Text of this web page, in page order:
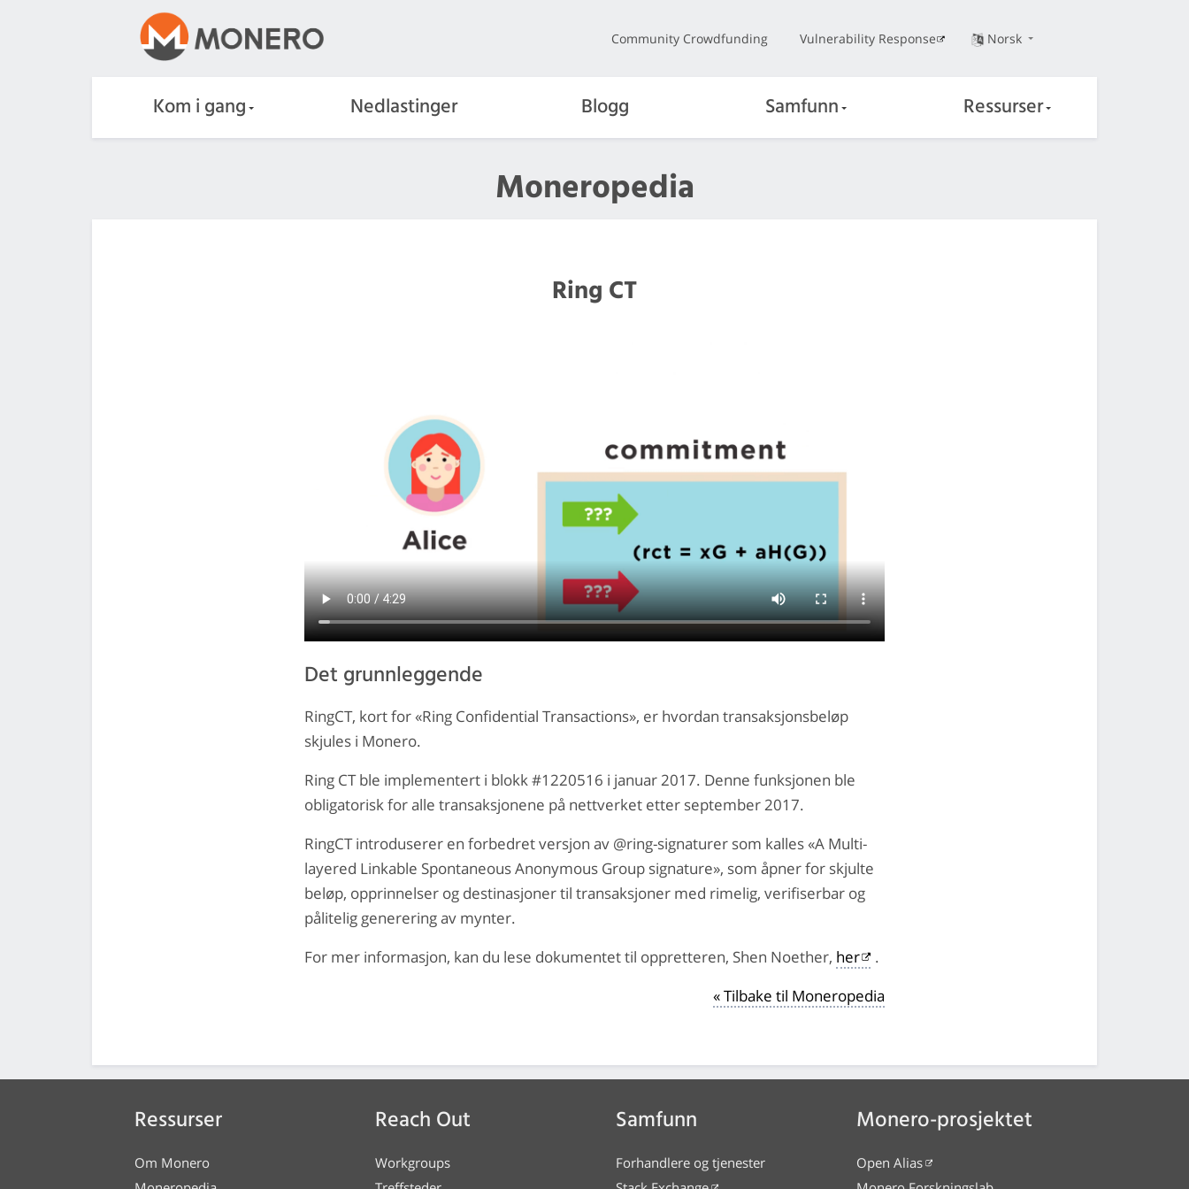
Community Crowdfunding Vulnerability Response Norsk
Kom i gang Nedlastinger Blogg Samfunn Ressurser
Moneropedia
Ring CT
Det grunnleggende
RingCT, kort for «Ring Confidential Transactions», er hvordan transaksjonsbeløp
skjules i Monero.
Ring CT ble implementert i blokk #1220516 i januar 2017. Denne funksjonen ble
obligatorisk for alle transaksjonene på nettverket etter september 2017.
RingCT introduserer en forbedret versjon av @ring-signaturer som kalles «A Multi-
layered Linkable Spontaneous Anonymous Group signature», som åpner for skjulte
beløp, opprinnelser og destinasjoner til transaksjoner med rimelig, verifiserbar og
pålitelig generering av mynter.
For mer informasjon, kan du lese dokumentet til oppretteren, Shen Noether, her
.
« Tilbake til Moneropedia
Ressurser
Om Monero
Reach Out
Workgroups
Samfunn
Forhandlere og tjenester
Monero-prosjektet
Open Alias